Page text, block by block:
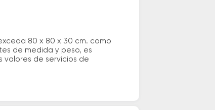
80 x 80 x 30 cm. como
de medida y peso, es
valores de servicios de